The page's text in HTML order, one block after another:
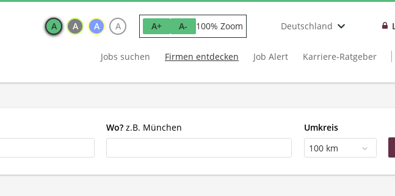
A A A A A+ A- 100% Zoom Deutschland
Jobs suchen Firmen entdecken Job Alert Karriere-Ratgeber
Wo? z.B. München
Umkreis
100 km